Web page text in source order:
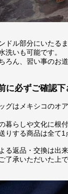
ドル部分にいたる
洗いも可能です。
ろん、習い事のお
に必ずご確認
グはメキシコのオ
暮らしや文化に根
りする商品は全て
る返品・交換は出
了承いただいた上